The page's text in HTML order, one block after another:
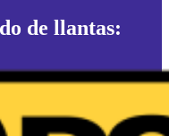
de llantas: